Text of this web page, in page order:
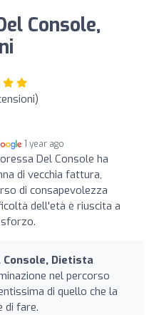
Console,
1 year ago
Del Console ha
di vecchia fattura,
di consapevolezza
dell'età è riuscita a
Dietista
nel percorso
di quello che la
di fare.